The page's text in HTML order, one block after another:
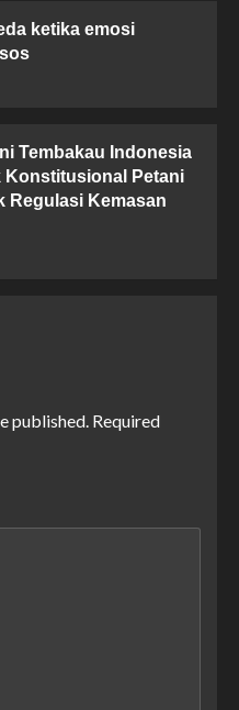
ketika emosi
Tembakau Indonesia
Konstitusional Petani
Regulasi Kemasan
published. Required